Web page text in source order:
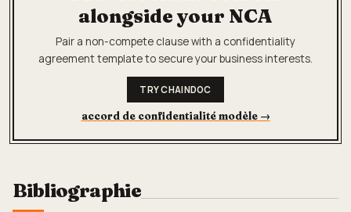
alongside your NCA
Pair a non-compete clause with a confidentiality
agreement template to secure your business interests.
TRY CHAINDOC
accord de confidentialité modèle→
Bibliographie